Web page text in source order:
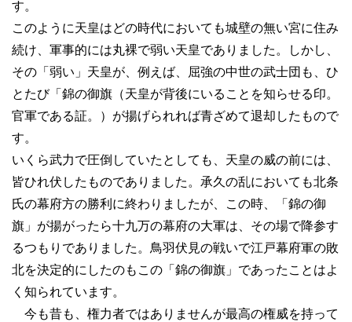
す。
このように天皇はどの時代においても城壁の無い宮に住み
続け、軍事的には丸裸で弱い天皇でありました。しかし、
その「弱い」天皇が、例えば、屈強の中世の武士団も、ひ
とたび「錦の御旗（天皇が背後にいることを知らせる印。
官軍である証。）が揚げられれば青ざめて退却したもので
す。
いくら武力で圧倒していたとしても、天皇の威の前には、
皆ひれ伏したものでありました。承久の乱においても北条
氏の幕府方の勝利に終わりましたが、この時、「錦の御
旗」が揚がったら十九万の幕府の大軍は、その場で降参す
るつもりでありました。鳥羽伏見の戦いで江戸幕府軍の敗
北を決定的にしたのもこの「錦の御旗」であったことはよ
く知られています。
今も昔も、権力者ではありませんが最高の権威を持って